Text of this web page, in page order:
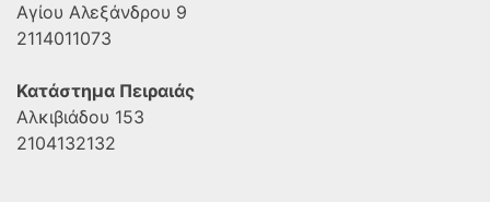
Αγίου Αλεξάνδρου 9
2114011073
Κατάστημα Πειραιάς
Αλκιβιάδου 153
2104132132